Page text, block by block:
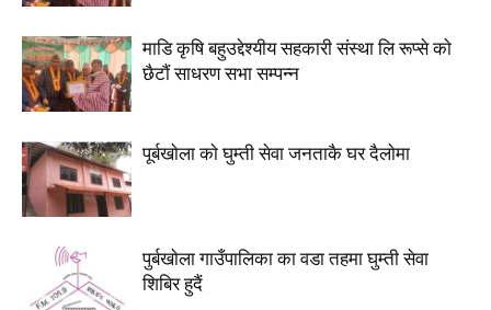
माडि कृषि बहुउद्देश्यीय सहकारी संस्था लि रूप्से काे
छैटाैं साधरण सभा सम्पन्न
पूर्बखाेला काे घुम्ती सेवा जनताकै घर दैलाेमा
पुर्बखाेला गाउँपालिका का वडा तहमा घुम्ती सेवा
शिबिर हुदैं